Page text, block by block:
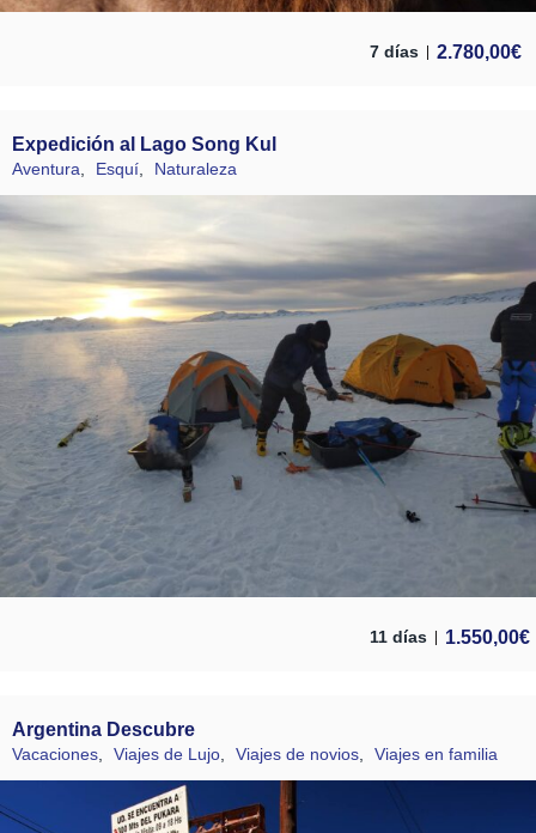
7 días 2.780,00€
Expedición al Lago Song Kul
Aventura, Esquí, Naturaleza
11 días 1.550,00€
Argentina Descubre
Vacaciones Viajes de Lujo Viajes de novios Viajes en familia